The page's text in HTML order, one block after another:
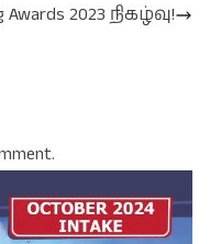
Awards 2023 நிகழ்வு!